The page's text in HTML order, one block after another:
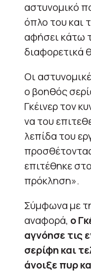
αστυνομικό
όπλο του και
αφήσει κάτω
διαφορετικά
Οι
ο βοηθός
Γκέινερ τον
να του
λεπίδα του
επιτέθηκε
πρόκληση».
Σύμφωνα με
αναφορά, ο
αγνόησε τις
σερίφη και
άνοιξε πυρ